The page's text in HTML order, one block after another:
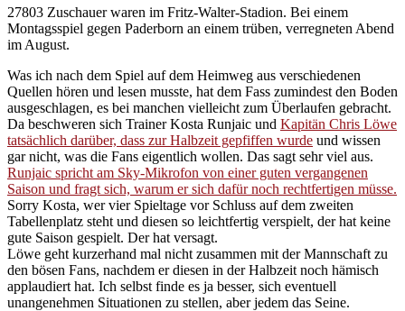
27803 Zuschauer waren im Fritz-Walter-Stadion. Bei einem
Montagsspiel gegen Paderborn an einem trüben, verregneten Abend
im August.
Was ich nach dem Spiel auf dem Heimweg aus verschiedenen
Quellen hören und lesen musste, hat dem Fass zumindest den Boden
ausgeschlagen, es bei manchen vielleicht zum Überlaufen gebracht.
Da beschweren sich Trainer Kosta Runjaic und Kapitän Chris Löwe
tatsächlich darüber, dass zur Halbzeit gepfiffen wurde und wissen
gar nicht, was die Fans eigentlich wollen. Das sagt sehr viel aus.
Runjaic spricht am Sky-Mikrofon von einer guten vergangenen
Saison und fragt sich, warum er sich dafür noch rechtfertigen müsse.
Sorry Kosta, wer vier Spieltage vor Schluss auf dem zweiten
Tabellenplatz steht und diesen so leichtfertig verspielt, der hat keine
gute Saison gespielt. Der hat versagt.
Löwe geht kurzerhand mal nicht zusammen mit der Mannschaft zu
den bösen Fans, nachdem er diesen in der Halbzeit noch hämisch
applaudiert hat. Ich selbst finde es ja besser, sich eventuell
unangenehmen Situationen zu stellen, aber jedem das Seine.